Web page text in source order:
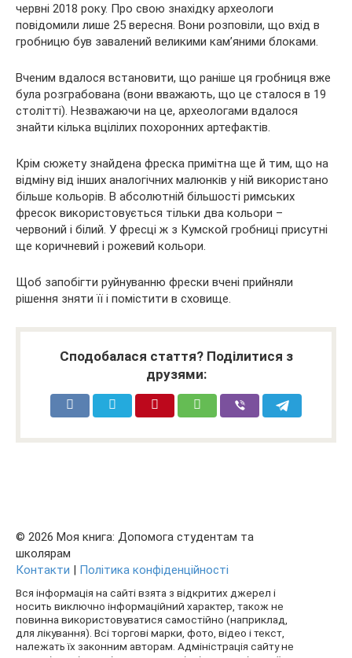
червні 2018 року. Про свою знахідку археологи
повідомили лише 25 вересня. Вони розповіли, що вхід в
гробницю був завалений великими кам’яними блоками.
Вченим вдалося встановити, що раніше ця гробниця вже
була розграбована (вони вважають, що це сталося в 19
столітті). Незважаючи на це, археологами вдалося
знайти кілька вцілілих похоронних артефактів.
Крім сюжету знайдена фреска примітна ще й тим, що на
відміну від інших аналогічних малюнків у ній використано
більше кольорів. В абсолютній більшості римських
фресок використовується тільки два кольори –
червоний і білий. У фресці ж з Кумской гробниці присутні
ще коричневий і рожевий кольори.
Щоб запобігти руйнуванню фрески вчені прийняли
рішення зняти її і помістити в сховище.
Сподобалася стаття? Поділитися з
друзями:
© 2026 Моя книга: Допомога студентам та
школярам
Контакти | Політика конфіденційності
Вся інформація на сайті взята з відкритих джерел і
носить виключно інформаційний характер, також не
повинна використовуватися самостійно (наприклад,
для лікування). Всі торгові марки, фото, відео і текст,
належать їх законним авторам. Адміністрація сайту не